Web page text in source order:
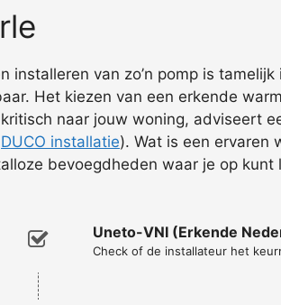
van zo’n pomp is
Het kiezen van een erkende
naar jouw woning, adviseert
DUCO installatie). Wat is een ervaren
bevoegdheden waar je op kunt
Uneto-VNI (Erkende
Check of de installateur het